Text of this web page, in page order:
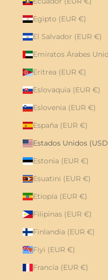
Egipto (EUR €)
El Salvador (EUR €)
Eritrea (EUR €)
Eslovaquia (EUR €)
Eslovenia (EUR €)
España (EUR €)
Estonia (EUR €)
Esuatini (EUR €)
Etiopía (EUR €)
Filipinas (EUR €)
Finlandia (EUR €)
Fiyi (EUR €)
Francia (EUR €)